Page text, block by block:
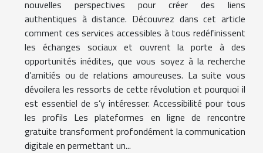
nouvelles perspectives pour créer des liens
authentiques à distance. Découvrez dans cet article
comment ces services accessibles à tous redéfinissent
les échanges sociaux et ouvrent la porte à des
opportunités inédites, que vous soyez à la recherche
d’amitiés ou de relations amoureuses. La suite vous
dévoilera les ressorts de cette révolution et pourquoi il
est essentiel de s’y intéresser. Accessibilité pour tous
les profils Les plateformes en ligne de rencontre
gratuite transforment profondément la communication
digitale en permettant un...